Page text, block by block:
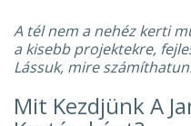
A tél nem a nehéz kerti
a kisebb projektekre,
Lássuk, mire
Mit Kezdjünk A